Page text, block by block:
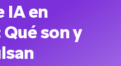
IA en
son y